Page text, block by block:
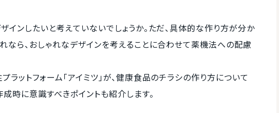
インしたいと考えていないでしょうか。ただ、具体的な作り方が分か
なら、おしゃれなデザインを考えることに合わせて薬機法への配慮
ットフォーム「アイミツ」が、健康食品のチラシの作り方について
時に意識すべきポイントも紹介します。